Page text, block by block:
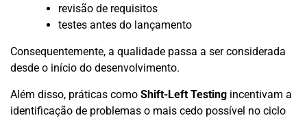
revisão de requisitos
testes antes do lançamento
Consequentemente, a qualidade passa a ser considerada
desde o início do desenvolvimento.
Além disso, práticas como Shift-Left Testing incentivam a
identificação de problemas o mais cedo possível no ciclo